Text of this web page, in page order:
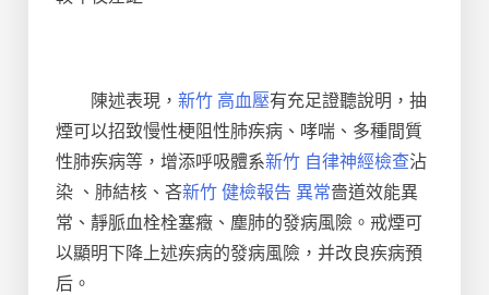
陳述表現， 新竹 高血壓有充足證聽說明，抽
煙可以招致慢性梗阻性肺疾病、哮喘、多種間質
性肺疾病等，增添呼吸體系新竹 自律神經檢查沾
染 、肺結核、吝新竹 健檢報告 異常嗇道效能異
常、靜脈血栓栓塞癥、塵肺的發病風險。戒煙可
以顯明下降上述疾病的發病風險，并改良疾病預
后。